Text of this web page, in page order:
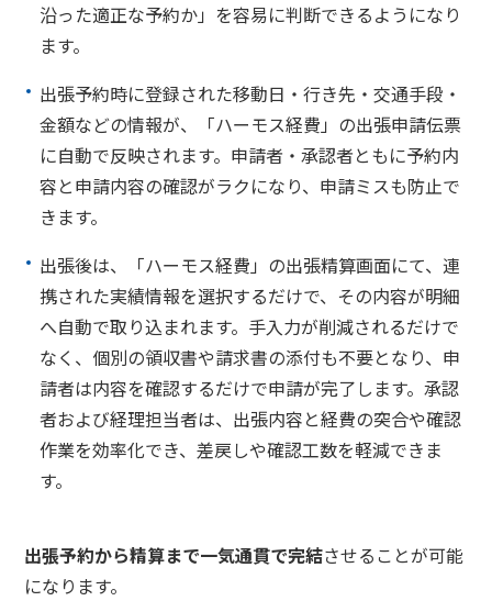
沿った適正な予約か」を容易に判断できるようになり
ます。
出張予約時に登録された移動日・行き先・交通手段・
金額などの情報が、「ハーモス経費」の出張申請伝票
に自動で反映されます。申請者・承認者ともに予約内
容と申請内容の確認がラクになり、申請ミスも防止で
きます。
出張後は、「ハーモス経費」の出張精算画面にて、連
携された実績情報を選択するだけで、その内容が明細
へ自動で取り込まれます。手入力が削減されるだけで
なく、個別の領収書や請求書の添付も不要となり、申
請者は内容を確認するだけで申請が完了します。承認
者および経理担当者は、出張内容と経費の突合や確認
作業を効率化でき、差戻しや確認工数を軽減できま
す。
出張予約から精算まで一気通貫で完結させることが可能
になります。